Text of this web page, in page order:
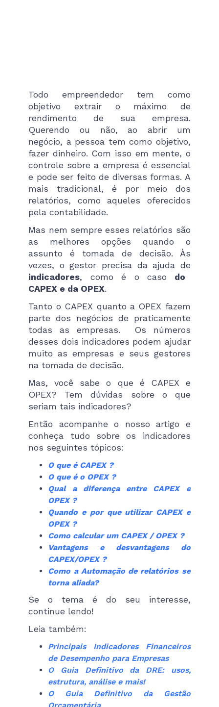
Todo empreendedor tem como
objetivo extrair o máximo de
rendimento de sua empresa.
Querendo ou não, ao abrir um
negócio, a pessoa tem como objetivo,
fazer dinheiro. Com isso em mente, o
controle sobre a empresa é essencial
e pode ser feito de diversas formas. A
mais tradicional, é por meio dos
relatórios, como aqueles oferecidos
pela contabilidade.
Mas nem sempre esses relatórios são
as melhores opções quando o
assunto é tomada de decisão. Às
vezes, o gestor precisa da ajuda de
indicadores, como é o caso do
CAPEX e da OPEX.
Tanto o CAPEX quanto a OPEX fazem
parte dos negócios de praticamente
todas as empresas. Os números
desses dois indicadores podem ajudar
muito as empresas e seus gestores
na tomada de decisão.
Mas, você sabe o que é CAPEX e
OPEX? Tem dúvidas sobre o que
seriam tais indicadores?
Então acompanhe o nosso artigo e
conheça tudo sobre os indicadores
nos seguintes tópicos:
O que é CAPEX ?
O que é o OPEX ?
Qual a diferença entre CAPEX e
OPEX ?
Quando e por que utilizar CAPEX e
OPEX ?
Como calcular um CAPEX / OPEX ?
Vantagens e desvantagens do
CAPEX/OPEX ?
Como a Automação de relatórios se
torna aliada?
Se o tema é do seu interesse,
continue lendo!
Leia também:
Principais Indicadores Financeiros
de Desempenho para Empresas
O Guia Definitivo da DRE: usos,
estrutura, análise e mais!
O Guia Definitivo da Gestão